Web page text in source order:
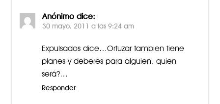
Anónimo dice:
30 mayo, 2011 a las 9:24 am
Expulsados dice…Ortuzar tambien tiene
planes y deberes para alguien, quien
será?…
Responder